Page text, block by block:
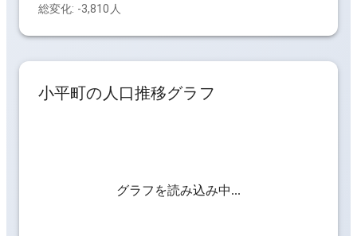
総変化: -3,810人
小平町の人口推移グラフ
グラフを読み込み中...